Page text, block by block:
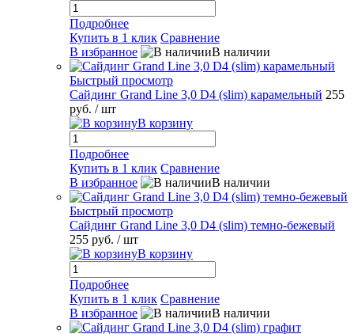
Подробнее
Купить в 1 клик Сравнение
В избранное
В наличии
Быстрый просмотр
Сайдинг Grand Line 3,0 D4 (slim) карамельный 255
руб. / шт
В корзину
Подробнее
Купить в 1 клик Сравнение
В избранное
В наличии
Быстрый просмотр
Сайдинг Grand Line 3,0 D4 (slim) темно-бежевый
255 руб. / шт
В корзину
Подробнее
Купить в 1 клик Сравнение
В избранное
В наличии